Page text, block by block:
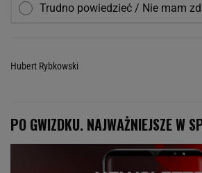
Trudno powiedzieć / Nie mam
Hubert Rybkowski